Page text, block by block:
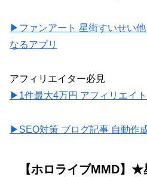
▶ファンアート 星街すいせい
なるアプリ
アフィリエイター必見
▶1件最大4万円 アフィリエイ
▶SEO対策 ブログ記事 自動作
【ホロライブMMD】